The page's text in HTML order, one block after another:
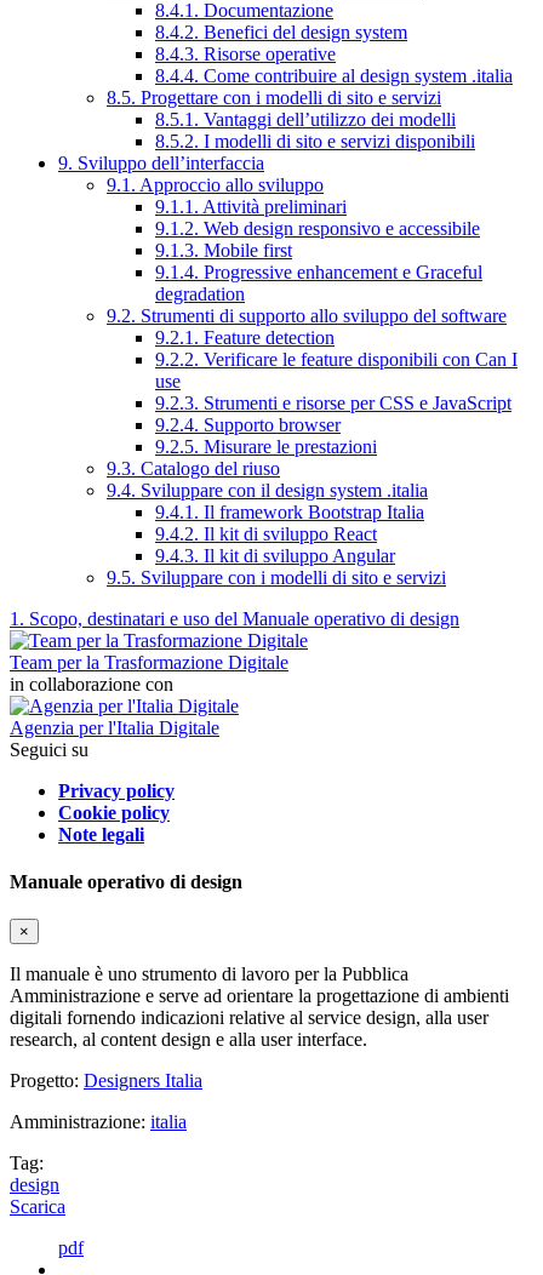
8.4.1. Documentazione
8.4.2. Benefici del design system
8.4.3. Risorse operative
8.4.4. Come contribuire al design system .italia
8.5. Progettare con i modelli di sito e servizi
8.5.1. Vantaggi dell’utilizzo dei modelli
8.5.2. I modelli di sito e servizi disponibili
9. Sviluppo dell’interfaccia
9.1. Approccio allo sviluppo
9.1.1. Attività preliminari
9.1.2. Web design responsivo e accessibile
9.1.3. Mobile first
9.1.4. Progressive enhancement e Graceful
degradation
9.2. Strumenti di supporto allo sviluppo del software
9.2.1. Feature detection
9.2.2. Verificare le feature disponibili con Can I
use
9.2.3. Strumenti e risorse per CSS e JavaScript
9.2.4. Supporto browser
9.2.5. Misurare le prestazioni
9.3. Catalogo del riuso
9.4. Sviluppare con il design system .italia
9.4.1. Il framework Bootstrap Italia
9.4.2. Il kit di sviluppo React
9.4.3. Il kit di sviluppo Angular
9.5. Sviluppare con i modelli di sito e servizi
1. Scopo, destinatari e uso del Manuale operativo di design
Team per la Trasformazione Digitale
in collaborazione con
Agenzia per l'Italia Digitale
Seguici su
Privacy policy
Cookie policy
Note legali
Manuale operativo di design
×
Il manuale è uno strumento di lavoro per la Pubblica
Amministrazione e serve ad orientare la progettazione di ambienti
digitali fornendo indicazioni relative al service design, alla user
research, al content design e alla user interface.
Progetto: Designers Italia
Amministrazione: italia
Tag:
design
Scarica
pdf